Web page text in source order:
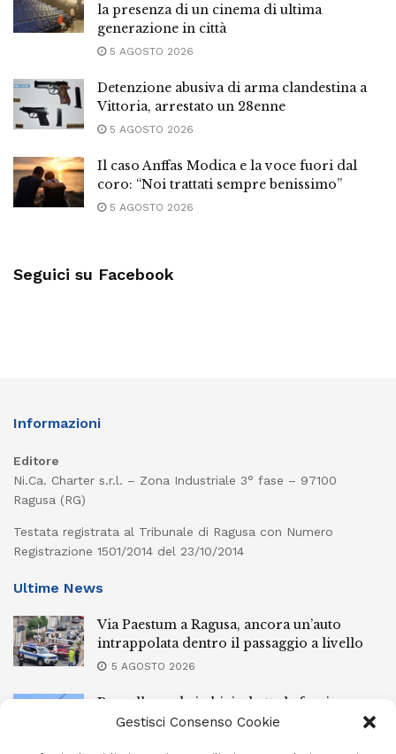
Gestisci Consenso Cookie
la presenza di un cinema di ultima
generazione in città
5 AGOSTO 2026
Detenzione abusiva di arma clandestina a
Vittoria, arrestato un 28enne
5 AGOSTO 2026
Il caso Anffas Modica e la voce fuori dal
coro: “Noi trattati sempre benissimo”
5 AGOSTO 2026
Seguici su Facebook
Informazioni
Editore
Ni.Ca. Charter s.r.l. – Zona Industriale 3° fase – 97100
Ragusa (RG)
Testata registrata al Tribunale di Ragusa con Numero
Registrazione 1501/2014 del 23/10/2014
Ultime News
Via Paestum a Ragusa, ancora un’auto
intrappolata dentro il passaggio a livello
5 AGOSTO 2026
Pozzallo, cade in bici e batte la faccia:
elisoccorsa